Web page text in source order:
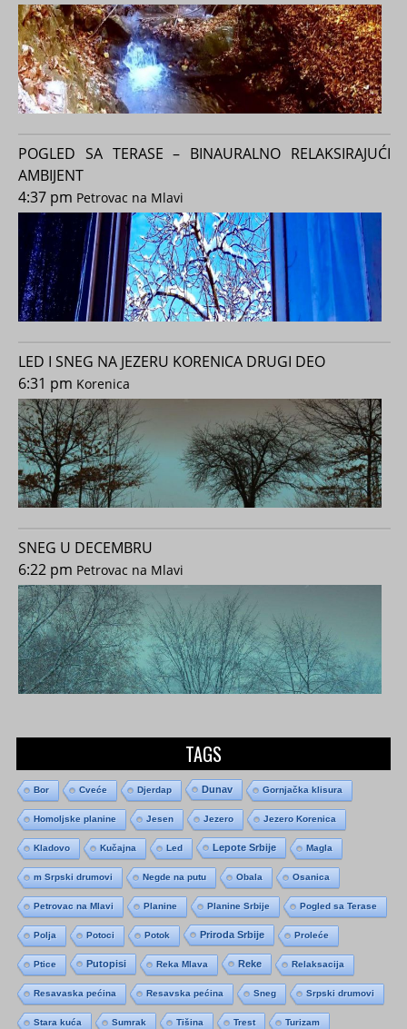
POGLED SA TERASE – BINAURALNO RELAKSIRAJUĆI
AMBIJENT
4:37 pm Petrovac na Mlavi
LED I SNEG NA JEZERU KORENICA DRUGI DEO
6:31 pm Korenica
SNEG U DECEMBRU
6:22 pm Petrovac na Mlavi
TAGS
Bor Cveće Djerdap Dunav Gornjačka klisura
Homoljske planine Jesen Jezero Jezero Korenica
Kladovo Kučajna Led Lepote Srbije Magla
m Srpski drumovi Negde na putu Obala Osanica
Petrovac na Mlavi Planine Planine Srbije Pogled sa Terase
Polja Potoci Potok Priroda Srbije Proleće
Ptice Putopisi Reka Mlava Reke Relaksacija
Resavaska pećina Resavska pećina Sneg Srpski drumovi
Stara kuća Sumrak Tišina Trest Turizam